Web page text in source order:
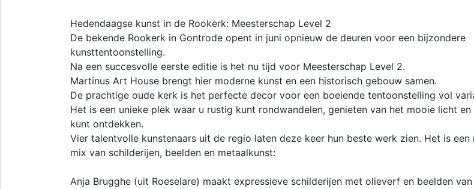
Hedendaagse kunst in de Rookerk: Meesterschap Level 2
De bekende Rookerk in Gontrode opent in juni opnieuw de deuren voor een bijzondere
kunsttentoonstelling.
Na een succesvolle eerste editie is het nu tijd voor Meesterschap Level 2.
Martinus Art House brengt hier moderne kunst en een historisch gebouw samen.
De prachtige oude kerk is het perfecte decor voor een boeiende tentoonstelling vol
Het is een unieke plek waar u rustig kunt rondwandelen, genieten van het mooie licht en
kunt ontdekken.
Vier talentvolle kunstenaars uit de regio laten deze keer hun beste werk zien. Het is een
mix van schilderijen, beelden en metaalkunst:
Anja Brugghe (uit Roeselare) maakt expressieve schilderijen met olieverf en beelden van